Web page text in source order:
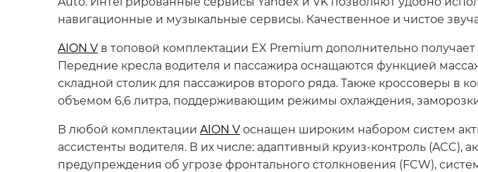
навигационные и музыкальные сервисы. Качественное и чистое
AION V в топовой комплектации EX Premium дополнительно
Передние кресла водителя и пассажира оснащаются функцией
складной столик для пассажиров второго ряда. Также кроссоверы
объемом 6,6 литра, поддерживающим режимы охлаждения, заморозки
В любой комплектации AION Vоснащен широким набором систем
ассистенты водителя. В их числе: адаптивный круиз-контроль
предупреждения об угрозе фронтального столкновения (FCW),